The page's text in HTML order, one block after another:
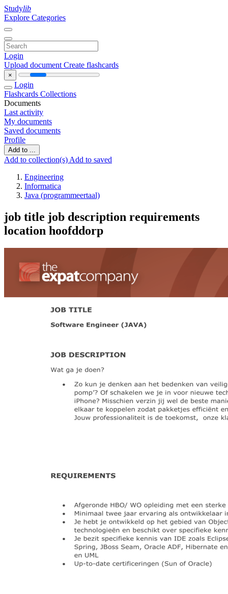
Studylib
Explore Categories
Login
Upload document Create flashcards
×
Login
Flashcards Collections
Documents
Last activity
My documents
Saved documents
Profile
Add to ...
Add to collection(s) Add to saved
Engineering
Informatica
Java (programmeertaal)
job title job description requirements
location hoofddorp